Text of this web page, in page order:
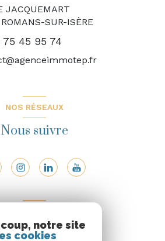
JACQUEMART
ROMANS-SUR-ISÈRE
75 45 95 74
NOS RÉSEAUX
Nous suivre
adhérons
notre site
cookies